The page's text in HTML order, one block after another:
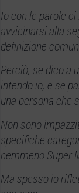
Io con le parole
avvicinarsi alla
definizione
Perciò, se dico a
intendo io; e se
una persona che
Non sono
specifiche
nemmeno Super
Ma spesso io